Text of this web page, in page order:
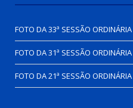
FOTO DA 33ª SESSÃO ORDINÁRIA
FOTO DA 31ª SESSÃO ORDINÁRIA
FOTO DA 21ª SESSÃO ORDINÁRIA